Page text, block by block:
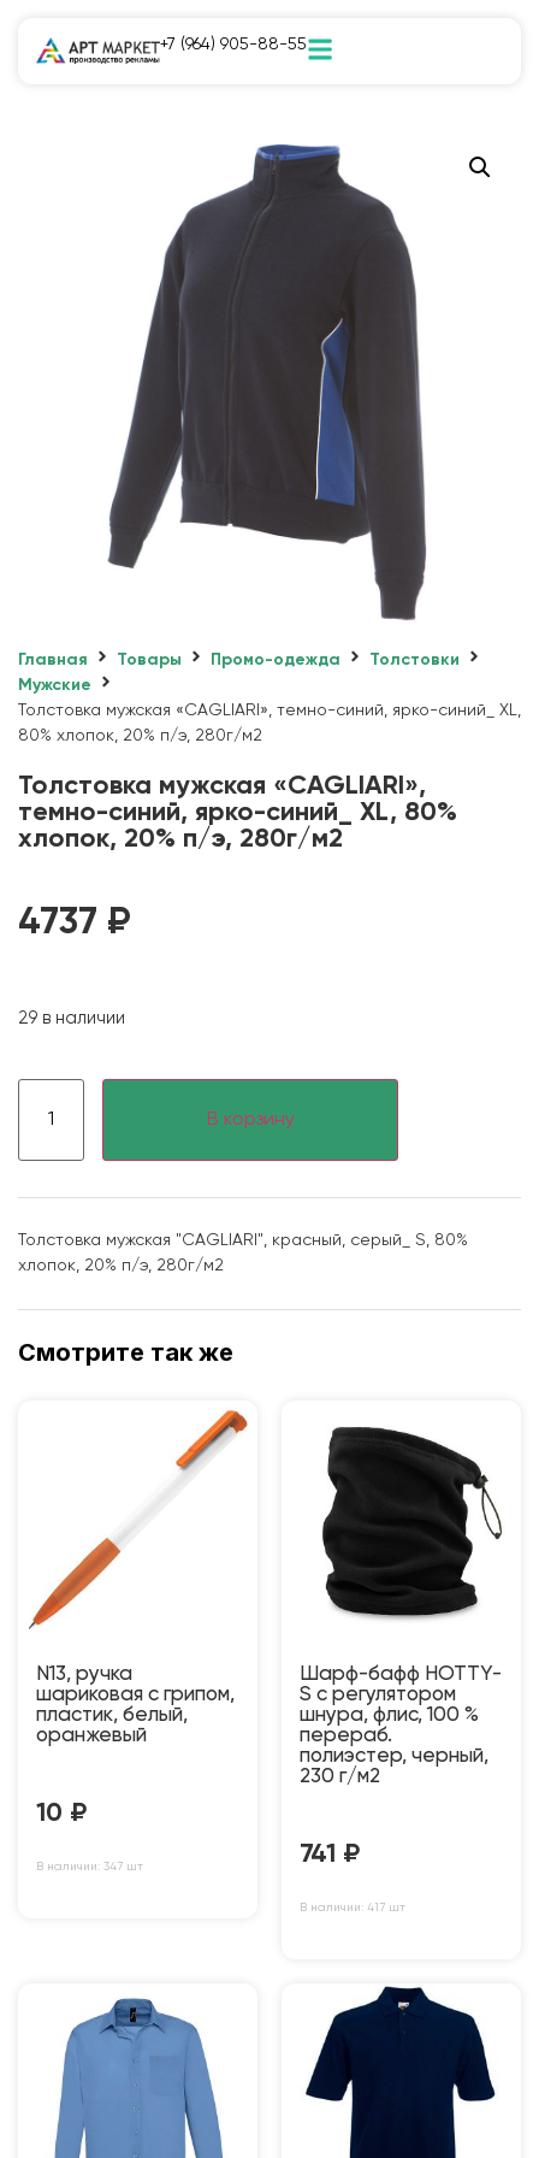
+7 (964) 905-88-55
Главная Товары Промо-одежда
Толстовки
Мужские
Толстовка мужская «CAGLIARI», темно-синий, ярко-синий_ XL,
80% хлопок, 20% п/э, 280г/м2
Толстовка мужская «CAGLIARI»,
темно-синий, ярко-синий_ XL, 80%
хлопок, 20% п/э, 280г/м2
4737 ₽
29 в наличии
В корзину
Толстовка мужская "CAGLIARI", красный, серый_ S, 80%
хлопок, 20% п/э, 280г/м2
Смотрите так же
N13, ручка
шариковая с грипом,
пластик, белый,
оранжевый
10 ₽
В наличии: 347 шт
Шарф-бафф HOTTY-
S с регулятором
шнура, флис, 100 %
перераб.
полиэстер, черный,
230 г/м2
741 ₽
В наличии: 417 шт